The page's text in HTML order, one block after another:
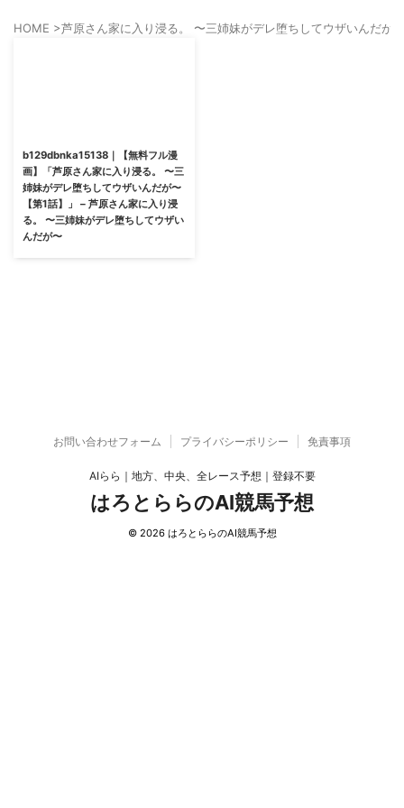
HOME >芦原さん家に入り浸る。 〜三姉妹がデレ堕ちしてウザいんだが〜
b129dbnka15138｜【無料フル漫
画】「芦原さん家に入り浸る。 〜三
姉妹がデレ堕ちしてウザいんだが〜
【第1話】」 – 芦原さん家に入り浸
る。 〜三姉妹がデレ堕ちしてウザい
んだが〜
お問い合わせフォーム プライバシーポリシー 免責事項
AIらら｜地方、中央、全レース予想｜登録不要
はろとららのAI競馬予想
© 2026 はろとららのAI競馬予想